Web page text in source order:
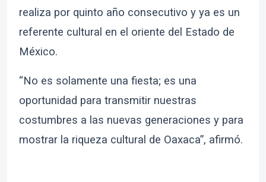
realiza por quinto año consecutivo y ya es un
referente cultural en el oriente del Estado de
México.
“No es solamente una fiesta; es una
oportunidad para transmitir nuestras
costumbres a las nuevas generaciones y para
mostrar la riqueza cultural de Oaxaca”, afirmó.